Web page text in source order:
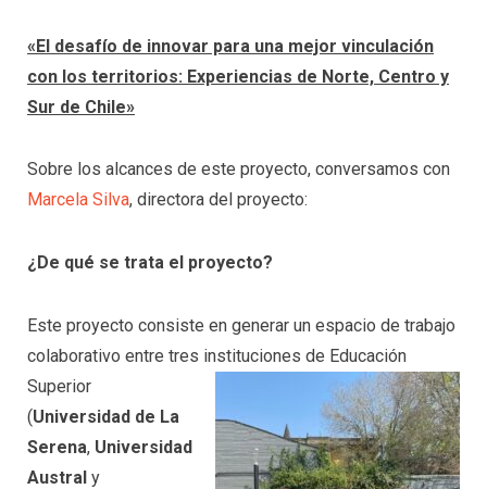
«El desafío de innovar para una mejor vinculación
con los territorios: Experiencias de Norte, Centro y
Sur de Chile»
Sobre los alcances de este proyecto, conversamos con
Marcela Silva, directora del proyecto:
¿De qué se trata el proyecto?
Este proyecto consiste en generar un espacio de trabajo
colaborativo entre tres instituciones de Educación
Superior
(Universidad de La
Serena, Universidad
Austral y